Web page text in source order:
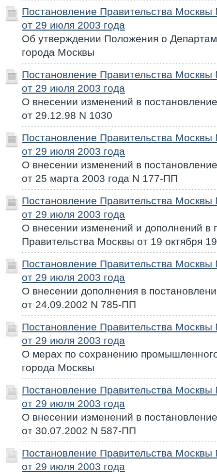
Постановление Правительства
от 29 июля 2003 года
Об утверждении Положения о
города Москвы
Постановление Правительства
от 29 июля 2003 года
О внесении изменений в
от 29.12.98 N 1030
Постановление Правительства
от 29 июля 2003 года
О внесении изменений в
от 25 марта 2003 года N 177-ПП
Постановление Правительства
от 29 июля 2003 года
О внесении изменений и дополнений в
Правительства Москвы от 19 октября
Постановление Правительства
от 29 июля 2003 года
О внесении дополнения в
от 24.09.2002 N 785-ПП
Постановление Правительства
от 29 июля 2003 года
О мерах по сохранению
города Москвы
Постановление Правительства
от 29 июля 2003 года
О внесении изменений в
от 30.07.2002 N 587-ПП
Постановление Правительства
от 29 июля 2003 года